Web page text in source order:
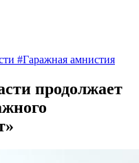
#Гаражная амнистия
продолжает